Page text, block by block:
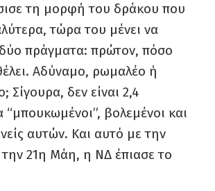
τη μορφή του δράκου που
τώρα του μένει να
πράγματα: πρώτον, πόσο
Αδύναμο, ρωμαλέο ή
Σίγουρα, δεν είναι 2,4
“μπουκωμένοι”, βολεμένοι και
αυτών. Και αυτό με την
την 21η Μάη, η ΝΔ έπιασε το